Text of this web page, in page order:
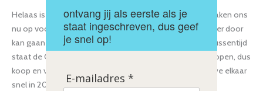
Helaas is de Kofferbak XXL ook niet doorgegaan. Wij maken ons
nu op voor het voorjaar 2021 en hopen dat alles dan weer door
kan gaan en het Covid-19 virus onder controle is. In de tussentijd
staat de Online Kinderbeurs XXL op Facebook gewoon open, dus
koop en verkoop daar gerust voor je kids. Hopelijk zien we elkaar
snel in 2021!
ontvang jij als eerste als je
staat ingeschreven, dus geef
je snel op!
E-mailadres *